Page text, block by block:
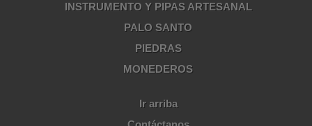
INSTRUMENTO Y PIPAS ARTESANAL
PALO SANTO
PIEDRAS
MONEDEROS
Ir arriba